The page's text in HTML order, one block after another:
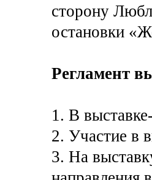
сторону
остановки
Регламент
1. В
2. Участие в
3. На